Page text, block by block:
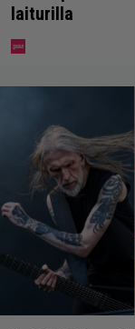
laiturilla